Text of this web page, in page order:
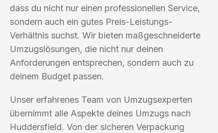
dass du nicht nur einen professionellen Service,
sondern auch ein gutes Preis-Leistungs-
Verhältnis suchst. Wir bieten maßgeschneiderte
Umzugslösungen, die nicht nur deinen
Anforderungen entsprechen, sondern auch zu
deinem Budget passen.
Unser erfahrenes Team von Umzugsexperten
übernimmt alle Aspekte deines Umzugs nach
Huddersfield. Von der sicheren Verpackung